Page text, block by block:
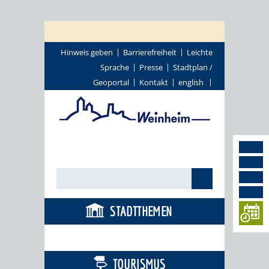
Hinweis geben Barrierefreiheit
Leichte
Sprache
Presse
Stadtplan /
Geoportal
Kontakt english
STADTTHEMEN
TOURISMUS